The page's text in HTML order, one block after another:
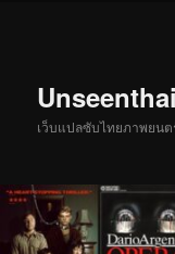
เว็บแปลซับไทยภาพยนต